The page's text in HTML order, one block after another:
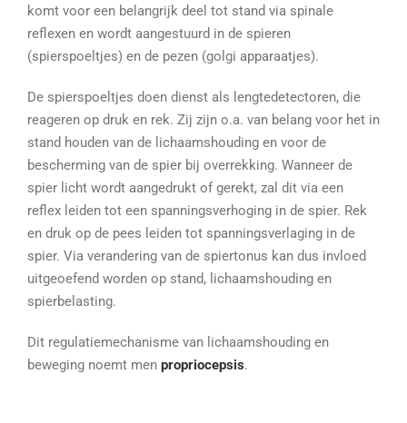
komt voor een belangrijk deel tot stand via spinale
reflexen en wordt aangestuurd in de spieren
(spierspoeltjes) en de pezen (golgi apparaatjes).
De spierspoeltjes doen dienst als lengtedetectoren, die
reageren op druk en rek. Zij zijn o.a. van belang voor het in
stand houden van de lichaamshouding en voor de
bescherming van de spier bij overrekking. Wanneer de
spier licht wordt aangedrukt of gerekt, zal dit via een
reflex leiden tot een spanningsverhoging in de spier. Rek
en druk op de pees leiden tot spanningsverlaging in de
spier. Via verandering van de spiertonus kan dus invloed
uitgeoefend worden op stand, lichaamshouding en
spierbelasting.
Dit regulatiemechanisme van lichaamshouding en
beweging noemt men propriocepsis.